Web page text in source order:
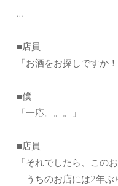
…
■店員
「お酒をお探しですか！
■僕
「一応。。。」
■店員
「それでしたら、この
うちのお店には2年ぶ